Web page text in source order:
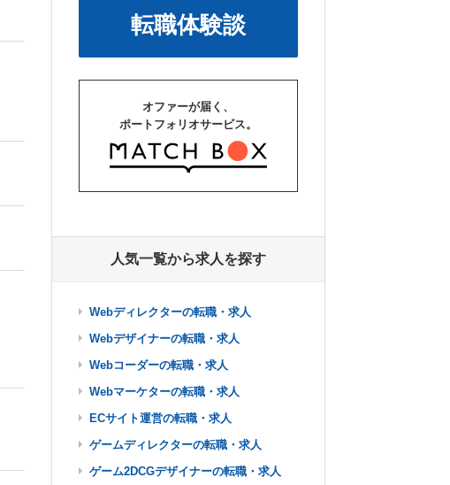
転職体験談
オファーが届く、
ポートフォリオサービス。
人気一覧から求人を探す
Webディレクターの転職・求人
Webデザイナーの転職・求人
Webコーダーの転職・求人
Webマーケターの転職・求人
ECサイト運営の転職・求人
ゲームディレクターの転職・求人
ゲーム2DCGデザイナーの転職・求人